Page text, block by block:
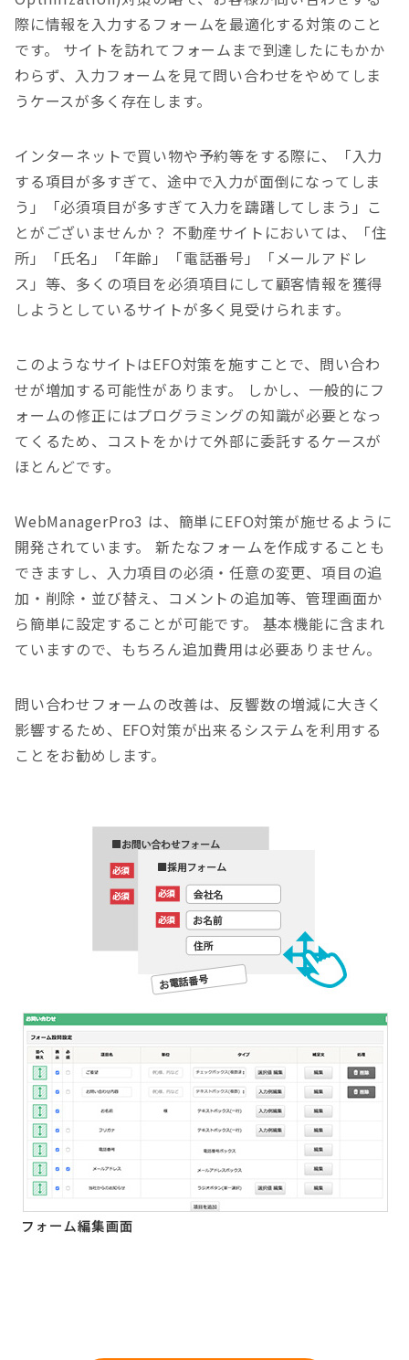
際に情報を入力するフォームを最適化する対策のこと
です。
サイトを訪れてフォームまで到達したにもかか
わらず、入力フォームを見て問い合わせをやめてしま
うケースが多く存在します。
インターネットで買い物や予約等をする際に、「入力
する項目が多すぎて、途中で入力が面倒になってしま
う」「必須項目が多すぎて入力を躊躇してしまう」こ
とがございませんか？ 不動産サイトにおいては、「住
所」「氏名」「年齢」「電話番号」「メールアドレ
ス」等、多くの項目を必須項目にして顧客情報を獲得
しようとしているサイトが多く見受けられます。
このようなサイトはEFO対策を施すことで、問い合わ
せが増加する可能性があります。 しかし、一般的にフ
ォームの修正にはプログラミングの知識が必要となっ
てくるため、コストをかけて外部に委託するケースが
ほとんどです。
WebManagerPro3 は、簡単にEFO対策が施せるように
開発されています。
新たなフォームを作成することも
できますし、入力項目の必須・任意の変更、項目の追
加・削除・並び替え、コメントの追加等、管理画面か
ら簡単に設定することが可能です。 基本機能に含まれ
ていますので、もちろん追加費用は必要ありません。
問い合わせフォームの改善は、反響数の増減に大きく
影響するため、EFO対策が出来るシステムを利用する
ことをお勧めします。